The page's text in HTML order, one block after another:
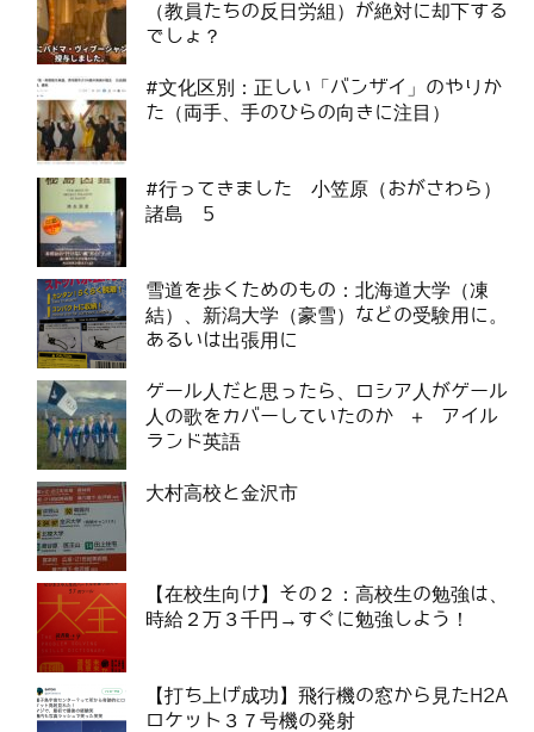
（教員たちの反日労組）が絶対に却下する
でしょ？
#文化区別：正しい「バンザイ」のやりか
た（両手、手のひらの向きに注目）
#行ってきました 小笠原（おがさわら）
諸島 5
雪道を歩くためのもの：北海道大学（凍
結）、新潟大学（豪雪）などの受験用に。
あるいは出張用に
ゲール人だと思ったら、ロシア人がゲール
人の歌をカバーしていたのか ＋ アイル
ランド英語
大村高校と金沢市
【在校生向け】その２：高校生の勉強は、
時給２万３千円→すぐに勉強しよう！
【打ち上げ成功】飛行機の窓から見たH2A
ロケット３７号機の発射